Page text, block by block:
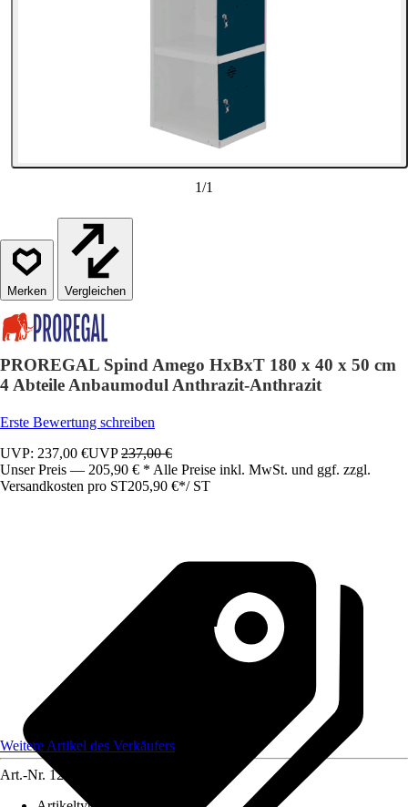
1/1
Vergleichen
PROREGAL Spind Amego HxBxT 180 x 40 x 50 cm
4 Abteile Anbaumodul Anthrazit-Anthrazit
Erste Bewertung schreiben
UVP: 237,00 €UVP237,00 €
Unser Preis — 205,90 € * Alle Preise inkl. MwSt. und ggf. zzgl.
Versandkosten pro ST205,90 €*/ ST
Weitere Artikel des Verkäufers
Art.-Nr. 12583233